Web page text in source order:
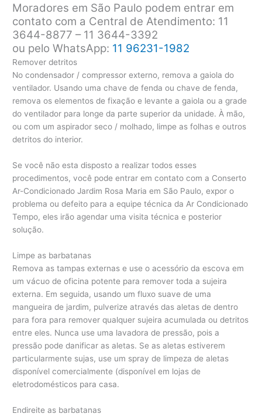
Moradores em São Paulo podem entrar em
contato com a Central de Atendimento: 11
3644-8877 – 11 3644-3392
ou pelo WhatsApp: 11 96231-1982
Remover detritos
No condensador / compressor externo, remova a gaiola do
ventilador. Usando uma chave de fenda ou chave de fenda,
remova os elementos de fixação e levante a gaiola ou a grade
do ventilador para longe da parte superior da unidade. À mão,
ou com um aspirador seco / molhado, limpe as folhas e outros
detritos do interior.
Se você não esta disposto a realizar todos esses
procedimentos, você pode entrar em contato com a Conserto
Ar-Condicionado Jardim Rosa Maria em São Paulo, expor o
problema ou defeito para a equipe técnica da Ar Condicionado
Tempo, eles irão agendar uma visita técnica e posterior
solução.
Limpe as barbatanas
Remova as tampas externas e use o acessório da escova em
um vácuo de oficina potente para remover toda a sujeira
externa. Em seguida, usando um fluxo suave de uma
mangueira de jardim, pulverize através das aletas de dentro
para fora para remover qualquer sujeira acumulada ou detritos
entre eles. Nunca use uma lavadora de pressão, pois a
pressão pode danificar as aletas. Se as aletas estiverem
particularmente sujas, use um spray de limpeza de aletas
disponível comercialmente (disponível em lojas de
eletrodomésticos para casa.
Endireite as barbatanas